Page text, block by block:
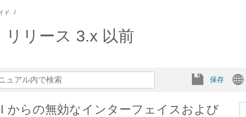
ド
リリース 3.x 以前
保存
からの無効なインターフェイスおよび